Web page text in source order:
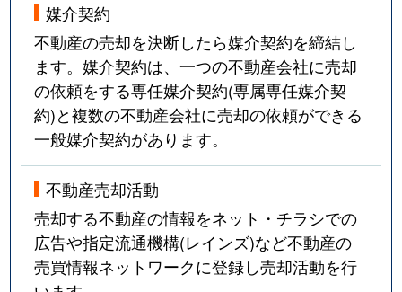
媒介契約
不動産の売却を決断したら媒介契約を締結し
ます。媒介契約は、一つの不動産会社に売却
の依頼をする専任媒介契約(専属専任媒介契
約)と複数の不動産会社に売却の依頼ができる
一般媒介契約があります。
不動産売却活動
売却する不動産の情報をネット・チラシでの
広告や指定流通機構(レインズ)など不動産の
売買情報ネットワークに登録し売却活動を行